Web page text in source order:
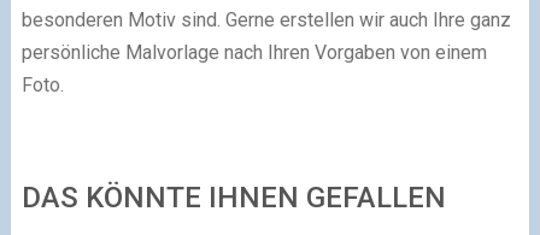
besonderen Motiv sind. Gerne erstellen wir auch Ihre ganz
persönliche Malvorlage nach Ihren Vorgaben von einem
Foto.
DAS KÖNNTE IHNEN GEFALLEN